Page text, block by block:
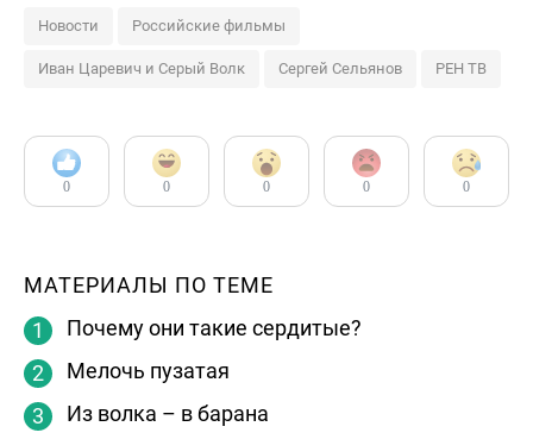
Новости Российские фильмы
Иван Царевич и Серый Волк Сергей Сельянов РЕН ТВ
0 0 0 0 0
МАТЕРИАЛЫ ПО ТЕМЕ
Почему они такие сердитые?
Мелочь пузатая
Из волка – в барана